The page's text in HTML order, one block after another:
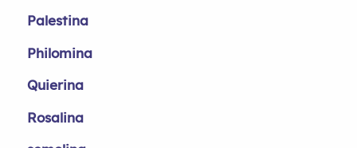
Palestina
Philomina
Quierina
Rosalina